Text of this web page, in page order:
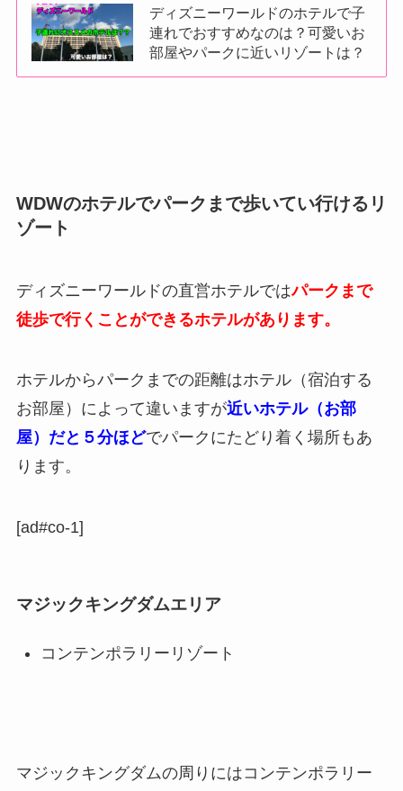
ディズニーワールドのホテルで子
連れでおすすめなのは？可愛いお
部屋やパークに近いリゾートは？
WDWのホテルでパークまで歩いてい行けるリ
ゾート
ディズニーワールドの直営ホテルではパークまで
徒歩で行くことができるホテルがあります。
ホテルからパークまでの距離はホテル（宿泊する
お部屋）によって違いますが近いホテル（お部
屋）だと５分ほどでパークにたどり着く場所もあ
ります。
[ad#co-1]
マジックキングダムエリア
コンテンポラリーリゾート
マジックキングダムの周りにはコンテンポラリー